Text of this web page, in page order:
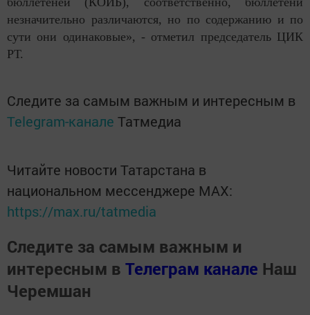
незначительно различаются, но по содержанию и по
сути они одинаковые», - отметил председатель ЦИК
РТ.
Следите за самым важным и интересным в
Telegram-канале Татмедиа
Читайте новости Татарстана в
национальном мессенджере MАХ:
https://max.ru/tatmedia
Следите за самым важным и
интересным в Телеграм канале Наш
Черемшан